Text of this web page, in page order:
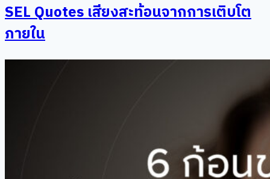
SEL Quotes เสียงสะท้อนจากการเติบโต
ภายใน